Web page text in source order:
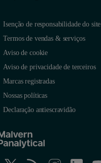
Isenção de responsabilidade do site
Termos de vendas & serviços
Aviso de cookie
Aviso de privacidade de terceiros
Marcas registradas
Nossas políticas
Declaração antiescravidão